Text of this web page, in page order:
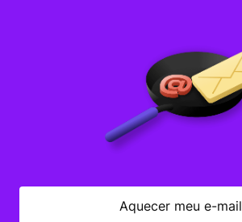
Aquecer meu e-mail